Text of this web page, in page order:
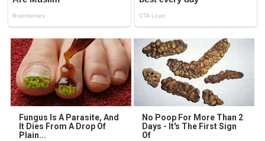
Fungus Is A Parasite, And
It Dies From A Drop Of
Plain...
No Poop For More Than 2
Days - It's The First Sign
Of